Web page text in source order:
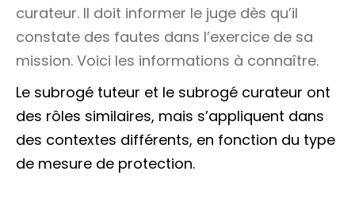
curateur. Il doit informer le juge dès qu’il
constate des fautes dans l’exercice de sa
mission. Voici les informations à connaître.
Le subrogé tuteur et le subrogé curateur ont
des rôles similaires, mais s’appliquent dans
des contextes différents, en fonction du type
de mesure de protection.